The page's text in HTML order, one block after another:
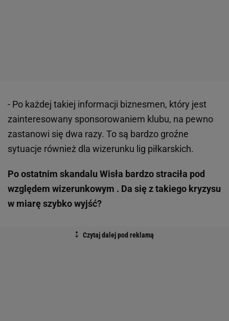
- Po każdej takiej informacji biznesmen, który jest
zainteresowany sponsorowaniem klubu, na pewno
zastanowi się dwa razy. To są bardzo groźne
sytuacje również dla wizerunku lig piłkarskich.
Po ostatnim skandalu Wisła bardzo straciła pod
względem wizerunkowym . Da się z takiego kryzysu
w miarę szybko wyjść?